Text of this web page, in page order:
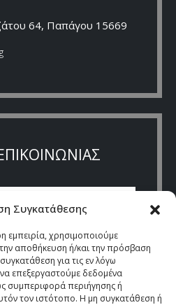
Συγκατάθεσης
εμπειρία, χρησιμοποιούμε
αποθήκευση ή/και την πρόσβαση
για τις εν λόγω
επεξεργαστούμε δεδομένα
περιήγησης ή
τον ιστότοπο. Η μη συγκατάθεση ή
64, Παπάγου 15669